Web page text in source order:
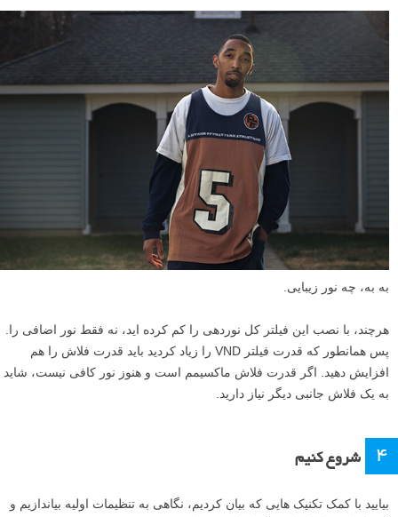
به به، چه نور زیبایی.
هرچند، با نصب این فیلتر کل نوردهی را کم کرده اید، نه فقط نور اضافی را.
پس همانطور که قدرت فیلتر VND را زیاد کردید باید قدرت فلاش را هم
افزایش دهید. اگر قدرت فلاش ماکسیمم است و هنوز نور کافی نیست، شاید
به یک فلاش جانبی دیگر نیاز دارید.
۴ شروع کنیم
بیایید با کمک تکنیک هایی که بیان کردیم، نگاهی به تنظیمات اولیه بیاندازیم و